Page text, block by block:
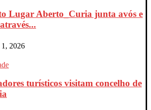
Lugar Aberto_Curia junta avós e
2026
turísticos visitam concelho de